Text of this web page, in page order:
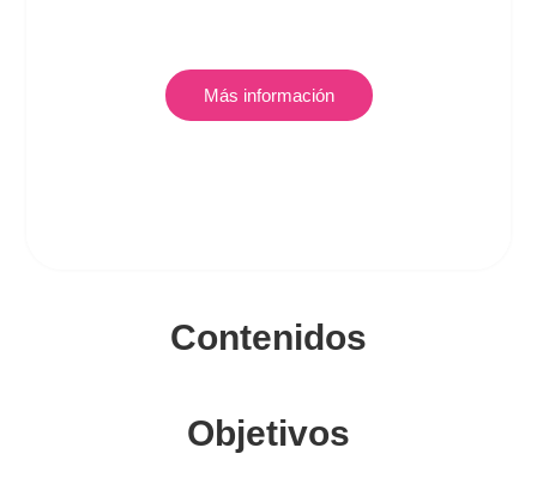
Más información
Contenidos
Objetivos